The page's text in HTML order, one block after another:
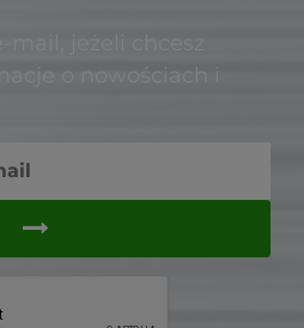
mail, jeżeli chcesz
o nowościach i